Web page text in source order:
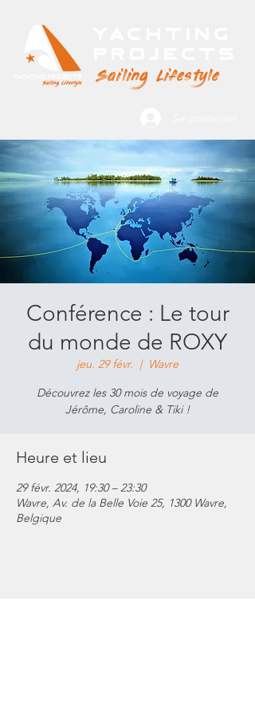
Sailing Lifestyle
Conférence : Le tour
du monde de ROXY
jeu. 29 févr.
  |
Wavre
Découvrez les 30 mois de voyage de
Jérôme, Caroline & Tiki !
Heure et lieu
29 févr. 2024, 19:30 – 23:30
Wavre, Av. de la Belle Voie 25, 1300 Wavre,
Belgique